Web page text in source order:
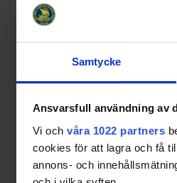
Samtycke
Ansvarsfull användning av
Vi och våra 1022 partners
cookies för att lagra och få
annons- och
Stort tack
Vill du eller
vår idrott.
0735-